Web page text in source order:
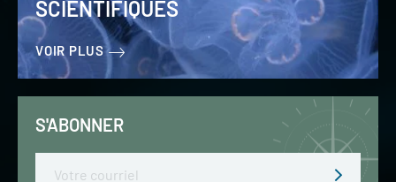
SCIENTIFIQUES
VOIR PLUS
S'ABONNER